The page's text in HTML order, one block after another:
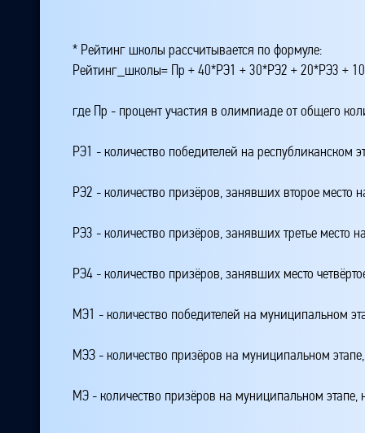
* Рейтинг школы рассчитывается по формуле:
Рейтинг_школы= Пр + 40*РЭ1 + 30*РЭ2 + 20*РЭ3 +
где Пр - процент участия в олимпиаде от общего
РЭ1 - количество победителей на республиканском
РЭ2 - количество призёров, занявших второе место
РЭ3 - количество призёров, занявших третье место
РЭ4 - количество призёров, занявших место
МЭ1 - количество победителей на муниципальном
МЭЗ - количество призёров на муниципальном
МЭ - количество призёров на муниципальном